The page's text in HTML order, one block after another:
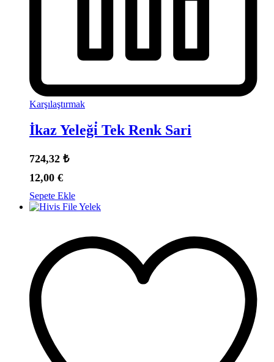
Karşılaştırmak
İkaz Yeleği̇ Tek Renk Sari
724,32 ₺
12,00 €
Sepete Ekle